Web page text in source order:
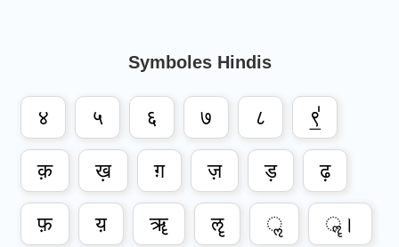
Symboles Hindis
४ ५ ६ ७ ८ ९॒॑
क़ ख़ ग़ ज़ ड़ ढ़
फ़ य़ ॠ ॡ ॢ ॣ।